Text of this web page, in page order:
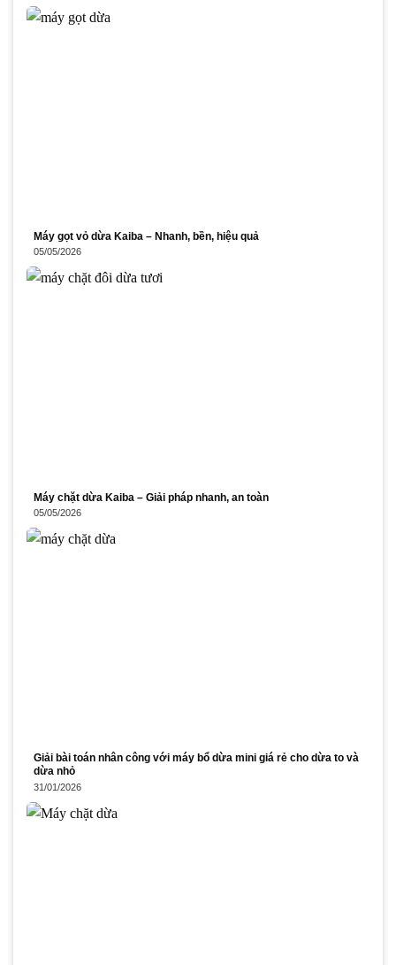
Máy gọt vỏ dừa Kaiba – Nhanh, bền, hiệu quả
05/05/2026
Máy chặt dừa Kaiba – Giải pháp nhanh, an toàn
05/05/2026
Giải bài toán nhân công với máy bổ dừa mini giá rẻ cho dừa to và
dừa nhỏ
31/01/2026